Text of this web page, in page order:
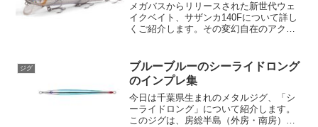
メガバスからリリースされた新世代ウェ
イクベイト、サザンカ140Fについて詳し
くご紹介します。その変幻自在のアクシ
う。大容積ボディとエアルームリップの
力サザンカ140Fは...
ジグ
ブルーブルーのシーライドロング
のインプレ集
今日は千葉県生まれのメタルジグ、「シ
ーライドロング」について紹介します。
このジグは、房総半島（外房・南房）沖